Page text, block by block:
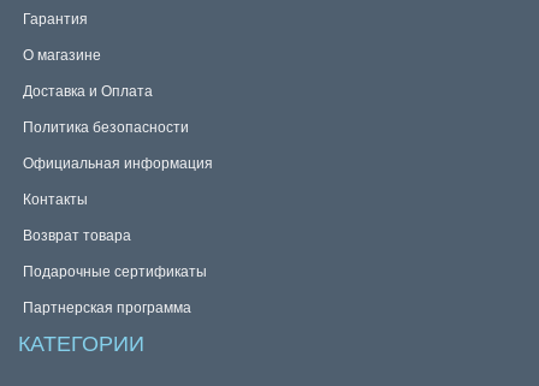
Гарантия
О магазине
Доставка и Оплата
Политика безопасности
Официальная информация
Контакты
Возврат товара
Подарочные сертификаты
Партнерская программа
КАТЕГОРИИ